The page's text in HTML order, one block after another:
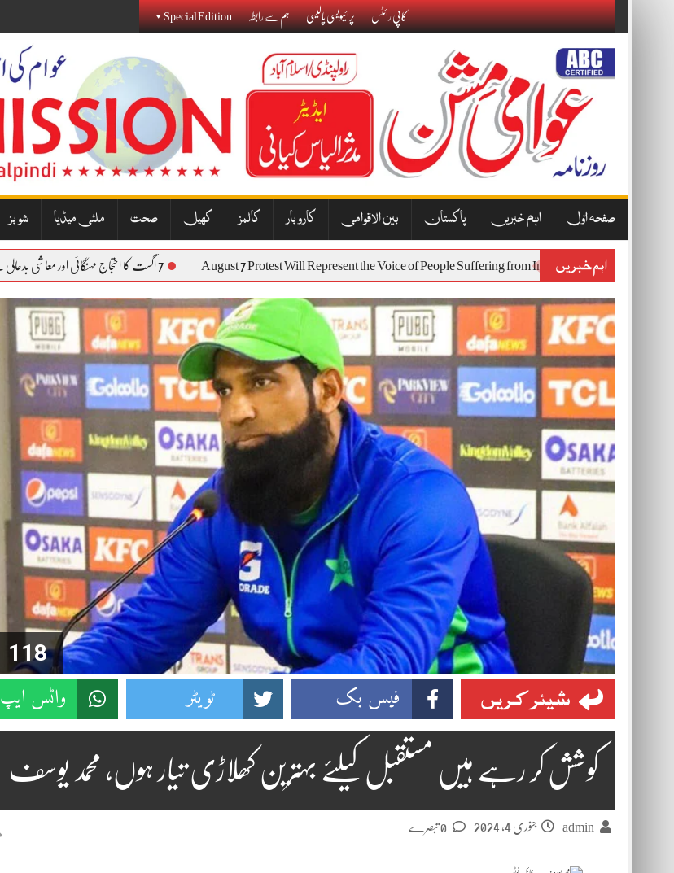
کاپی رائٹس پرائیویسی پالیسی ہم سے رابطہ Special Edition
صفحہ اوّل اہم خبریں پاکستان بین الاقوامی کاروبار کالمز کھیل صحت ملٹی میڈیا شوبز
اہم خبریں
August 7 Protest Will Represent the Voice of People Suffering from Inflation and
118
شیئر کریں فیس بک ٹویٹر واٹس ایپ
کوشش کر رہے ہیں مستقبل کیلئے بہترین کھلاڑی تیار ہوں، محمد یوسف
admin جنوری 4, 2024